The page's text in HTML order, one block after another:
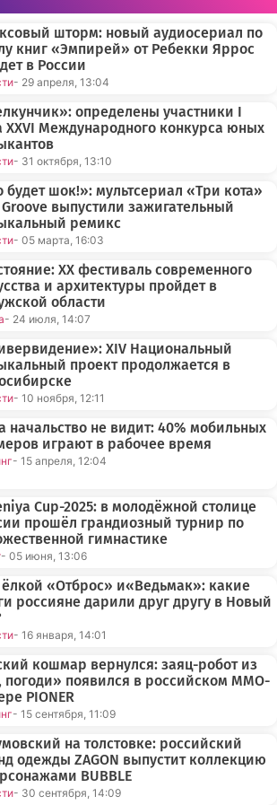
шторм: новый аудиосериал по
книг «Эмпирей» от Ребекки Яррос
в России
- 29 апреля, 13:04
определены участники I
XXVI Международного конкурса юных
- 31 октября, 13:10
будет шок!»: мультсериал «Три кота»
Groove выпустили зажигательный
ремикс
- 05 марта, 16:03
XX фестиваль современного
и архитектуры пройдет в
области
- 24 июля, 14:07
XIV Национальный
проект продолжается в
- 10 ноября, 12:11
начальство не видит: 40% мобильных
играют в рабочее время
- 15 апреля, 12:04
Cup-2025: в молодёжной столице
прошёл грандиозный турнир по
гимнастике
- 05 июня, 13:06
«Отброс» и«Ведьмак»: какие
россияне дарили друг другу в Новый
- 16 января, 14:01
кошмар вернулся: заяц-робот из
погоди» появился в российском MMO-
PIONER
- 15 сентября, 11:09
на толстовке: российский
одежды ZAGON выпустит коллекцию
BUBBLE
- 30 сентября, 14:09